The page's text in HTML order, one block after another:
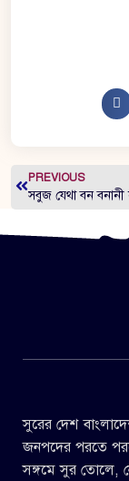
PREVIOUS
সবুজ যেথা বন
সুরের দেশ
জনপদের পরতে
সঙ্গমে সুর তোলে,